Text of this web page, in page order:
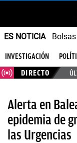
ES NOTICIA
INVESTIGACIÓN
DIRECTO
Alerta en
epidemia de
las Urgencias